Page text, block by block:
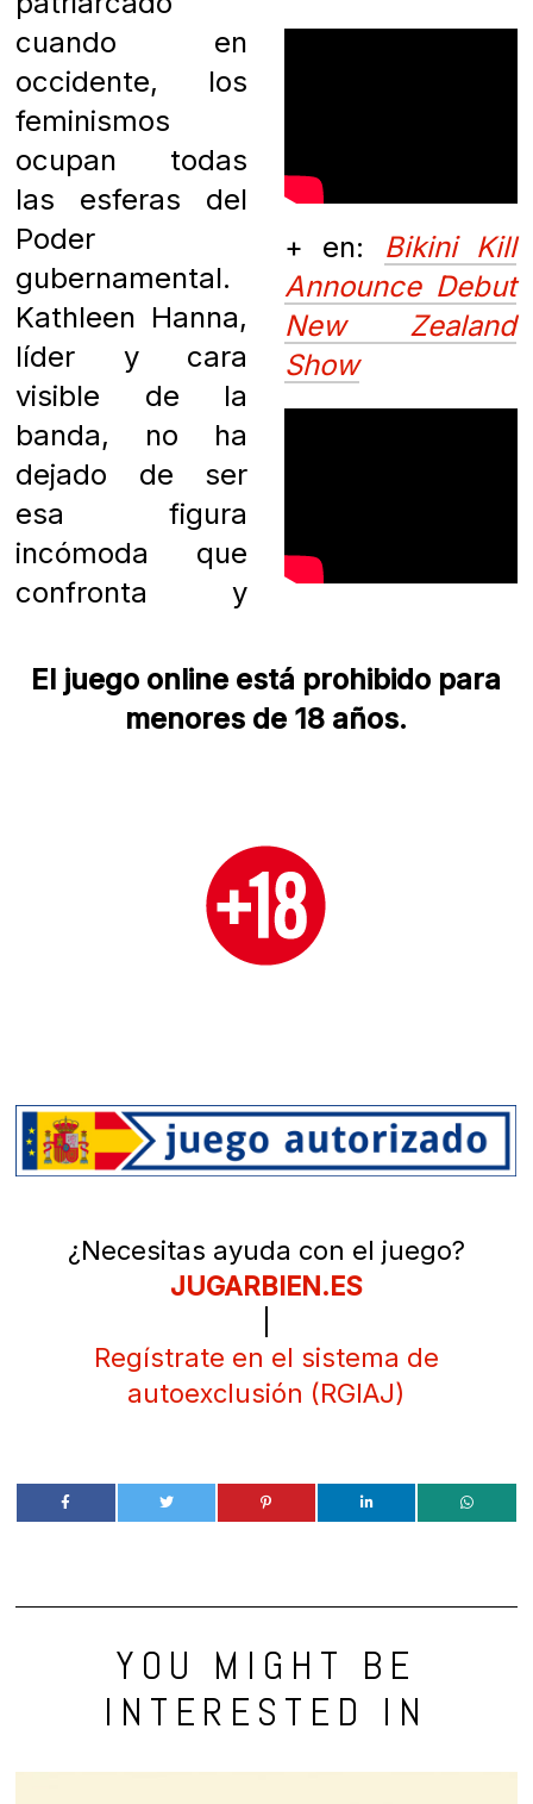
cuando en
occidente, los
feminismos
ocupan todas
las esferas del
Poder
gubernamental.
Kathleen Hanna,
líder y cara
visible de la
banda, no ha
dejado de ser
esa figura
incómoda que
confronta y
+ en: Bikini Kill
Announce Debut
New Zealand
Show
El juego online está prohibido para
menores de 18 años.
¿Necesitas ayuda con el juego?
JUGARBIEN.ES
Regístrate en el sistema de
autoexclusión (RGIAJ)
YOU MIGHT BE
INTERESTED IN